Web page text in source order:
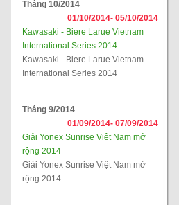
Tháng 10/2014
01/10/2014- 05/10/2014
Kawasaki - Biere Larue Vietnam
International Series 2014
Kawasaki - Biere Larue Vietnam
International Series 2014
Tháng 9/2014
01/09/2014- 07/09/2014
Giải Yonex Sunrise Việt Nam mở
rộng 2014
Giải Yonex Sunrise Việt Nam mở
rộng 2014